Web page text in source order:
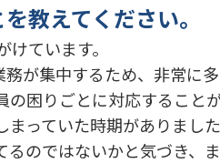
教えてください。
ています。
が集中するため、非常に
困りごとに対応すること
っていた時期がありまし
のではないかと気づき、